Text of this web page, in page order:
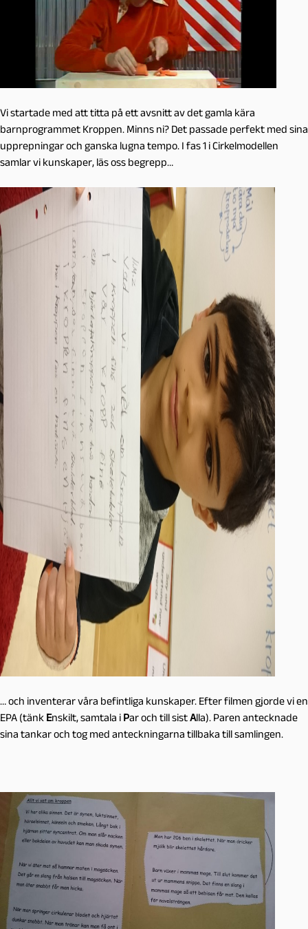
Vi startade med att titta på ett avsnitt av det gamla kära
barnprogrammet Kroppen. Minns ni? Det passade perfekt med sina
upprepningar och ganska lugna tempo. I fas 1 i Cirkelmodellen
samlar vi kunskaper, läs oss begrepp…
… och inventerar våra befintliga kunskaper. Efter filmen gjorde vi en
EPA (tänk Enskilt, samtala i Par och till sistAlla). Paren antecknade
sina tankar och tog med anteckningarna tillbaka till samlingen.